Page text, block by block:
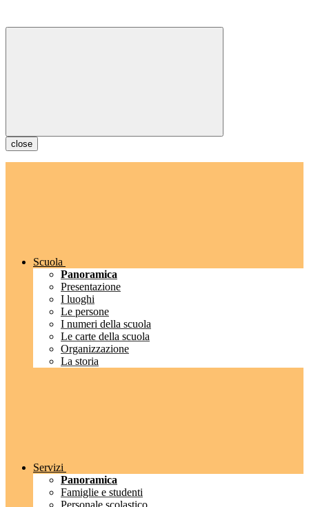
close
Scuola
Panoramica
Presentazione
I luoghi
Le persone
I numeri della scuola
Le carte della scuola
Organizzazione
La storia
Servizi
Panoramica
Famiglie e studenti